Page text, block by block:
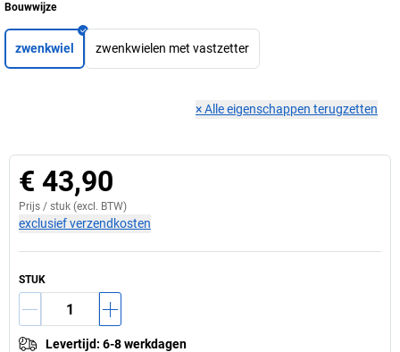
Bouwwijze
zwenkwiel zwenkwielen met vastzetter
×Alle eigenschappen terugzetten
€ 43,90
Prijs / stuk (excl. BTW)
exclusief verzendkosten
STUK
Levertijd: 6-8 werkdagen